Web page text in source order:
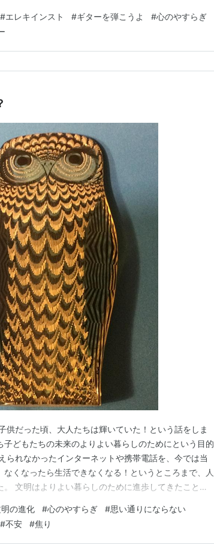
大震災直後です（十年以上前になりますが）。 あれだ
んで…
#エレキインスト #ギターを弾こうよ #心のやすらぎ
供だった頃、大人たちは輝いていた！という話をしま
子どもたちの未来のよりよい暮らしのためにという目的
られなかったインターネットや携帯電話を、今では当
くなったら生活できなくなる！というところまで、人
文明はよりよい暮らしのために進歩してきたことは
ネットや携帯のなかったあの頃、家族みんなで食事を
人々は生き生きと働き、み…
の進化 #心のやすらぎ #思い通りにならない
#不安 #焦り